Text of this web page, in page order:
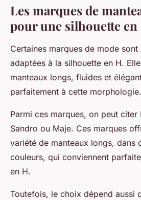
Les marques de
pour une silhouette en
Certaines marques de mode
adaptées à la silhouette en H.
manteaux longs, fluides et
parfaitement à cette morphologie.
Parmi ces marques, on peut citer
Sandro ou Maje. Ces marques
variété de manteaux longs, dans
couleurs, qui conviennent
en H.
Toutefois, le choix dépend aussi